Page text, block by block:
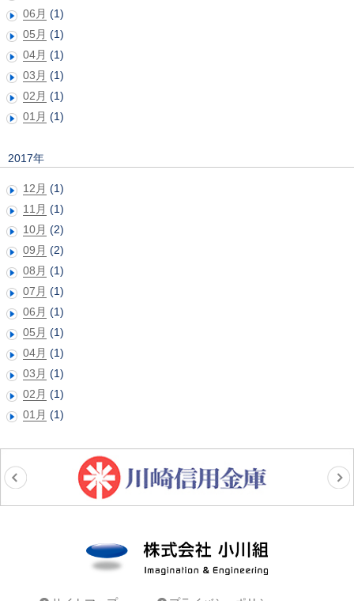
06月 (1)
05月 (1)
04月 (1)
03月 (1)
02月 (1)
01月 (1)
2017年
12月 (1)
11月 (1)
10月 (2)
09月 (2)
08月 (1)
07月 (1)
06月 (1)
05月 (1)
04月 (1)
03月 (1)
02月 (1)
01月 (1)